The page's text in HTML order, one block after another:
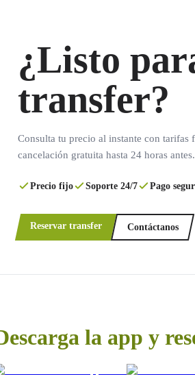
¿Listo
transfer?
Consulta tu precio al instante con tarifas
cancelación gratuita hasta 24 horas antes.
Precio fijo Soporte 24/7 Pago
Reservar transfer Contáctanos
la app y